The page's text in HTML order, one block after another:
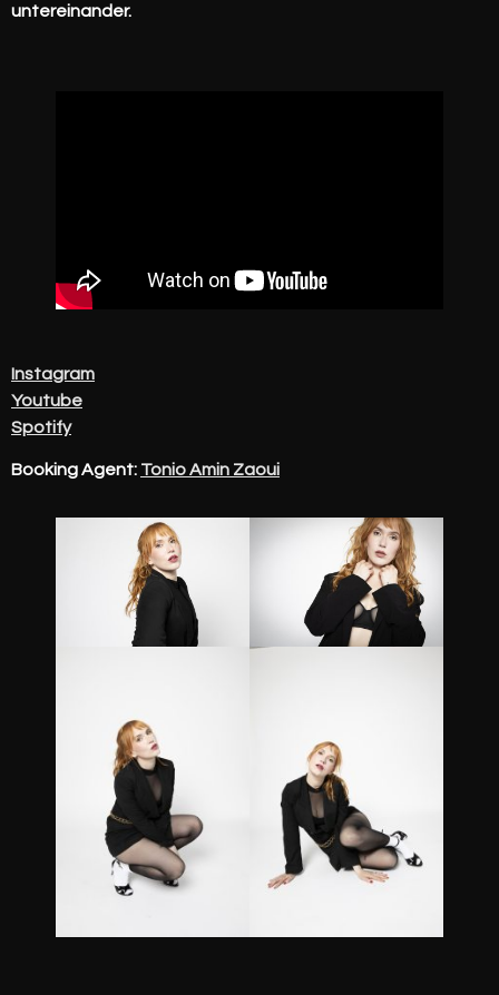
untereinander.
Instagram
Youtube
Spotify
Booking Agent: Tonio Amin Zaoui